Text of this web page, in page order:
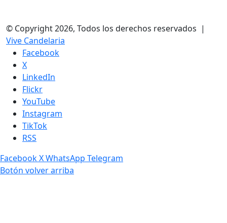
© Copyright 2026, Todos los derechos reservados |
Vive Candelaria
Facebook
X
LinkedIn
Flickr
YouTube
Instagram
TikTok
RSS
FacebookXWhatsApp Telegram
Botón volver arriba